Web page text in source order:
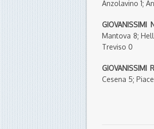
Anzolavino 1;
GIOVANISSIMI
Mantova 8;
Treviso 0
GIOVANISSIMI
Cesena 5;